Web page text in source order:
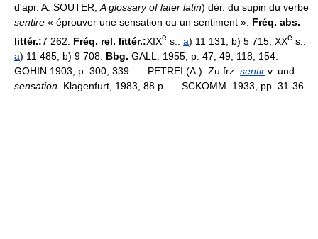
d'apr. A. SOUTER, A glossary of later latin) dér. du supin du verbe
sentire « éprouver une sensation ou un sentiment ». Fréq. abs.
littér.:7 262. Fréq. rel. littér.:XIXe s.: a) 11 131, b) 5 715; XXe s.:
a) 11 485, b) 9 708. Bbg. GALL. 1955, p. 47, 49, 118, 154. —
GOHIN 1903, p. 300, 339. — PETREI (A.). Zu frz. sentir v. und
sensation . Klagenfurt, 1983, 88 p. — SCKOMM. 1933, pp. 31-36.